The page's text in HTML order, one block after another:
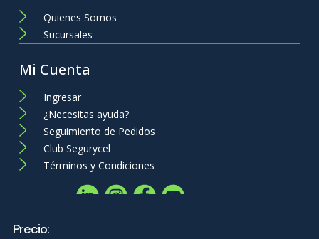
Precio:
Quienes Somos
Sucursales
Mi Cuenta
Ingresar
¿Necesitas ayuda?
Seguimiento de Pedidos
Club Segurycel
Términos y Condiciones